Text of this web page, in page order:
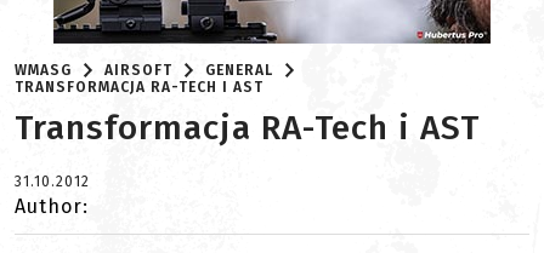
WMASG AIRSOFT
GENERAL
TRANSFORMACJA RA-TECH I AST
Transformacja RA-Tech i AST
31.10.2012
Author: